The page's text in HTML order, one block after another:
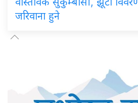
जरिवाना हुने